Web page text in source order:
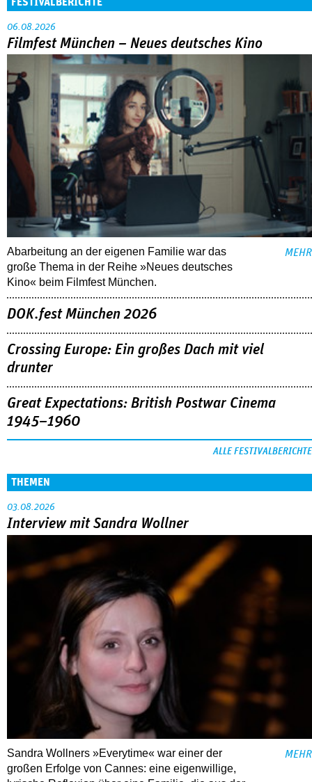
06.08.2026
Filmfest München – Neues deutsches Kino
Abarbeitung an der eigenen Familie war das
große Thema in der Reihe »Neues deutsches
Kino« beim Filmfest München.
MEHR
DOK.fest München 2026
Crossing Europe: Ein großes Dach mit viel
drunter
Great Expectations: British Postwar Cinema
1945–1960
ALLE FESTIVALBERICHTE
THEMEN
03.08.2026
Interview mit Sandra Wollner
Sandra Wollners »Everytime« war einer der
großen Erfolge von Cannes: eine eigenwillige,
MEHR